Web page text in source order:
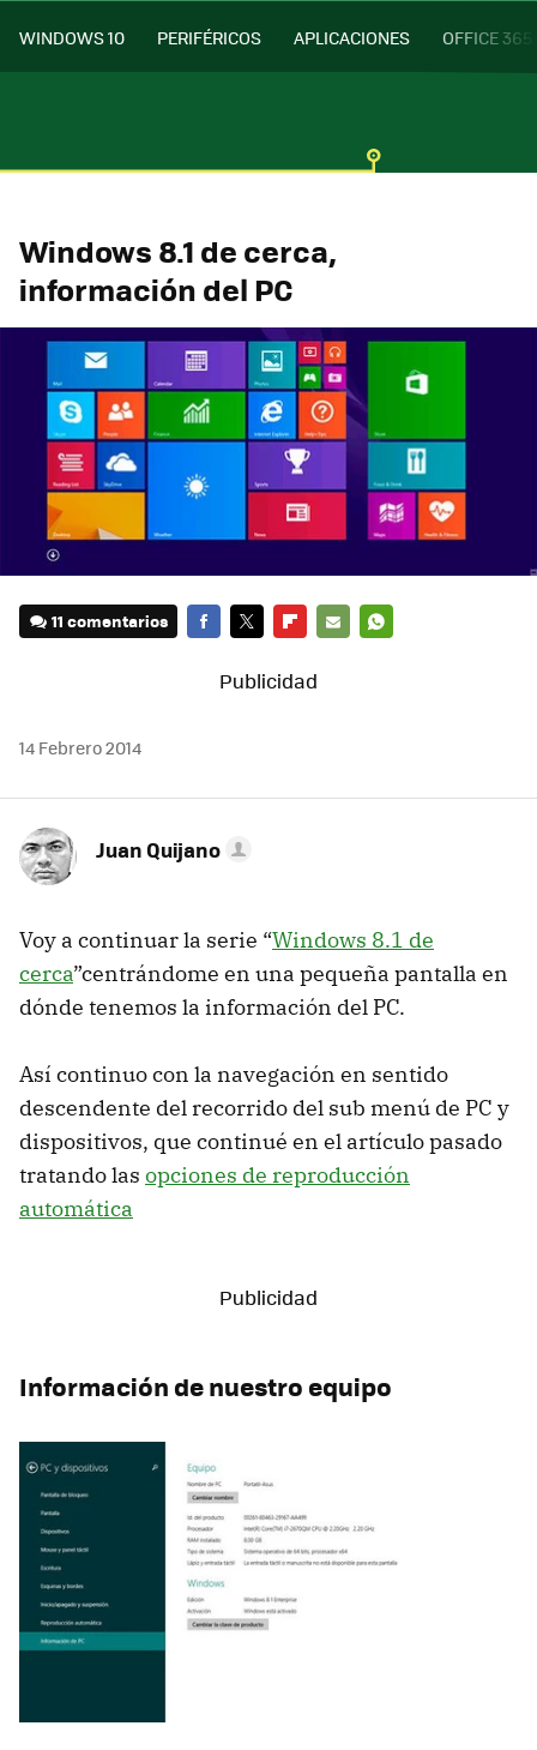
WINDOWS 10 PERIFÉRICOS APLICACIONES OFFICE 365
Windows 8.1 de cerca,
información del PC
11 comentarios
14 Febrero 2014
Juan Quijano
Voy a continuar la serie “Windows 8.1 de
cerca”centrándome en una pequeña pantalla en
dónde tenemos la información del PC.
Así continuo con la navegación en sentido
descendente del recorrido del sub menú de PC y
dispositivos, que continué en el artículo pasado
tratando las opciones de reproducción
automática
Información de nuestro equipo